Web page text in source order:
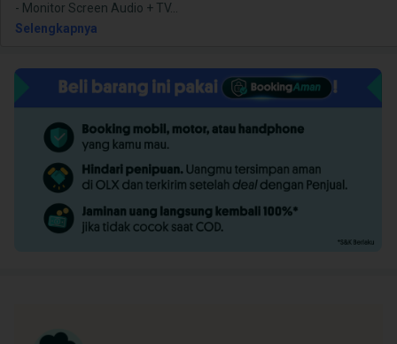
- Monitor Screen Audio + TV...
Selengkapnya